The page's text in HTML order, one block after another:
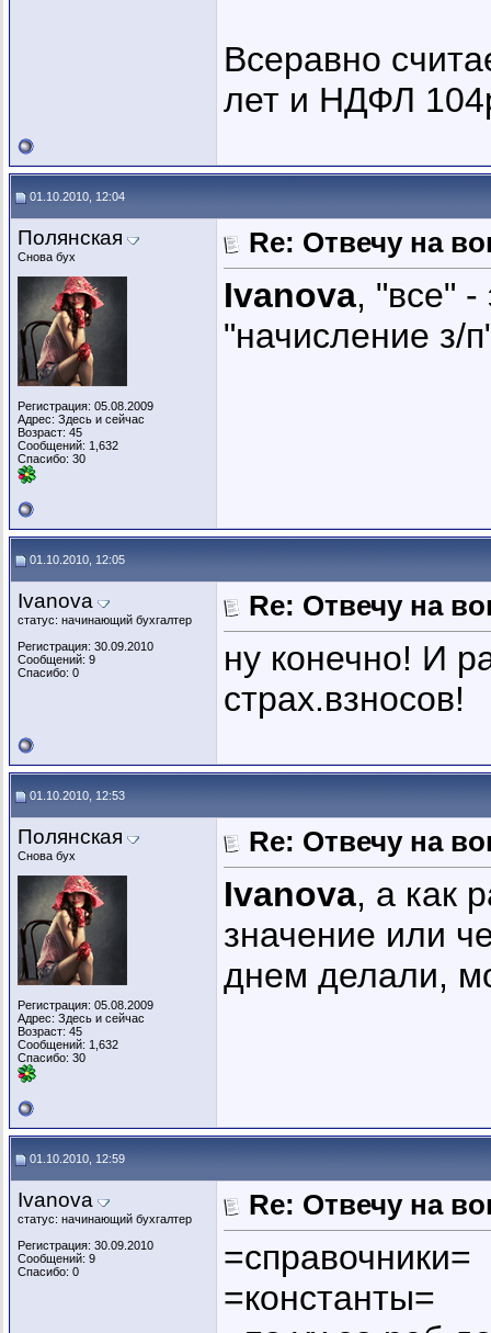
Всеравно
лет и НДФЛ
01.10.2010, 12:04
Полянская
Снова бух
Регистрация: 05.08.2009
Адрес: Здесь и сейчас
Возраст: 45
Сообщений: 1,632
Спасибо: 30
Re: Отвечу на
Ivanova, "все"
"начисление з/
01.10.2010, 12:05
Ivanova
статус: начинающий бухгалтер
Регистрация: 30.09.2010
Сообщений: 9
Спасибо: 0
Re: Отвечу на
ну конечно! И
страх.взносов!
01.10.2010, 12:53
Полянская
Снова бух
Регистрация: 05.08.2009
Адрес: Здесь и сейчас
Возраст: 45
Сообщений: 1,632
Спасибо: 30
Re: Отвечу на
Ivanova, а как
значение или
днем делали,
01.10.2010, 12:59
Ivanova
статус: начинающий бухгалтер
Регистрация: 30.09.2010
Сообщений: 9
Спасибо: 0
Re: Отвечу на
=справочники=
=константы=